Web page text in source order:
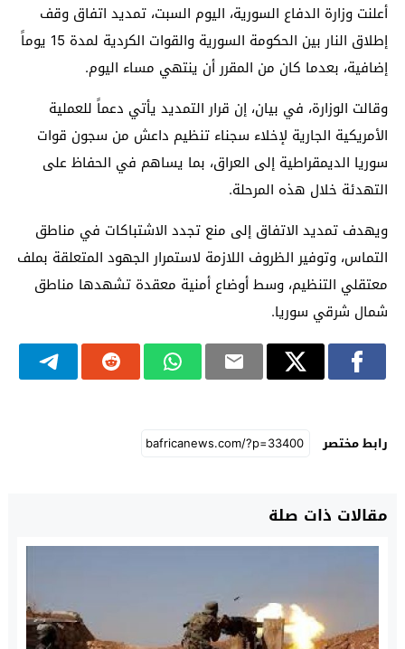
أعلنت وزارة الدفاع السورية، اليوم السبت، تمديد اتفاق وقف
إطلاق النار بين الحكومة السورية والقوات الكردية لمدة 15 يوماً
إضافية، بعدما كان من المقرر أن ينتهي مساء اليوم.
وقالت الوزارة، في بيان، إن قرار التمديد يأتي دعماً للعملية
الأمريكية الجارية لإخلاء سجناء تنظيم داعش من سجون قوات
سوريا الديمقراطية إلى العراق، بما يساهم في الحفاظ على
التهدئة خلال هذه المرحلة.
ويهدف تمديد الاتفاق إلى منع تجدد الاشتباكات في مناطق
التماس، وتوفير الظروف اللازمة لاستمرار الجهود المتعلقة بملف
معتقلي التنظيم، وسط أوضاع أمنية معقدة تشهدها مناطق
شمال شرقي سوريا.
رابط مختصر
مقالات ذات صلة